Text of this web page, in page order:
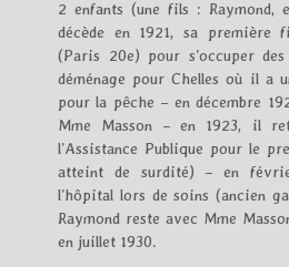
2 enfants (une fils :
décède en 1921, sa première
(Paris 20e) pour s’occuper
déménage pour Chelles où il
pour la pêche – en décembre
Mme Masson – en 1923, il
l’Assistance Publique pour le
atteint de surdité) – en
l’hôpital lors de soins (ancien
Raymond reste avec Mme
en juillet 1930.